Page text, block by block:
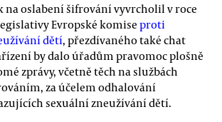
oslabení šifrování vyvrcholil v roce
Evropské komise proti
dětí, přezdívaného také chat
by dalo úřadům pravomoc plošně
zprávy, včetně těch na službách
za účelem odhalování
sexuální zneužívání dětí.